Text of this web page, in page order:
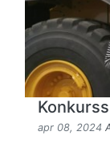
apr 08, 2024